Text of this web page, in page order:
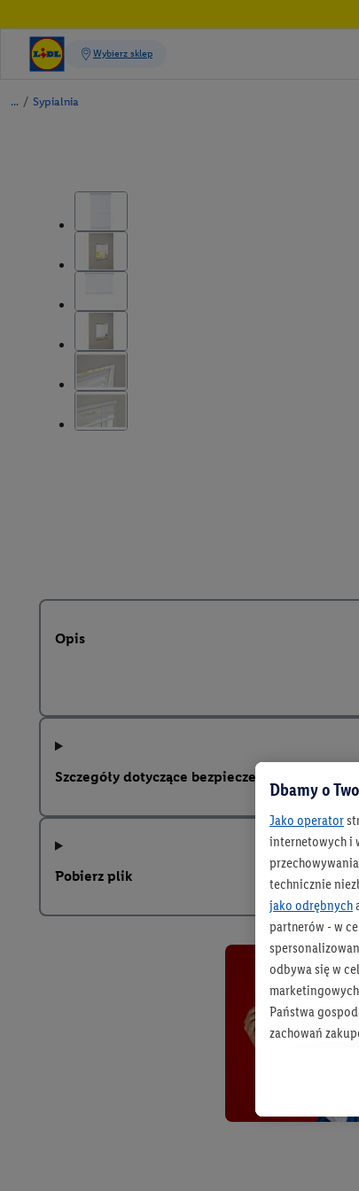
/ Sypialnia
Opis
Szczegóły dotyczące bezpieczeństwa produktu
Pobierz plik
Dbamy o
Jako operator
internetowych i
technicznie
jako odrębnych
partnerów - w
odbywa się w
Państwa
zachowań
Tworzenie